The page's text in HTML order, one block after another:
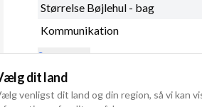
Størrelse Bøjlehul - bag
Kommunikation
Se mere
dit land
venligst dit land og din region, så vi kan